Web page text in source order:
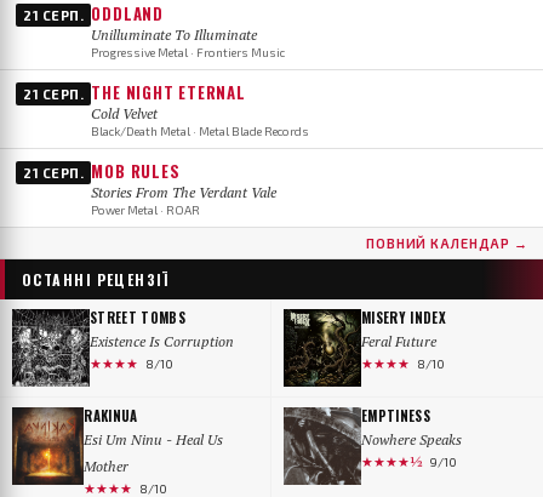
21 СЕРП. ODDLAND
Unilluminate To Illuminate
Progressive Metal · Frontiers Music
21 СЕРП. THE NIGHT ETERNAL
Cold Velvet
Black/Death Metal · Metal Blade Records
21 СЕРП. MOB RULES
Stories From The Verdant Vale
Power Metal · ROAR
ПОВНИЙ КАЛЕНДАР →
ОСТАННІ РЕЦЕНЗІЇ
STREET TOMBS
Existence Is Corruption
★★★★ 8/10
MISERY INDEX
Feral Future
★★★★ 8/10
RAKINUA
Esi Um Ninu - Heal Us
Mother
★★★★ 8/10
EMPTINESS
Nowhere Speaks
★★★★½ 9/10